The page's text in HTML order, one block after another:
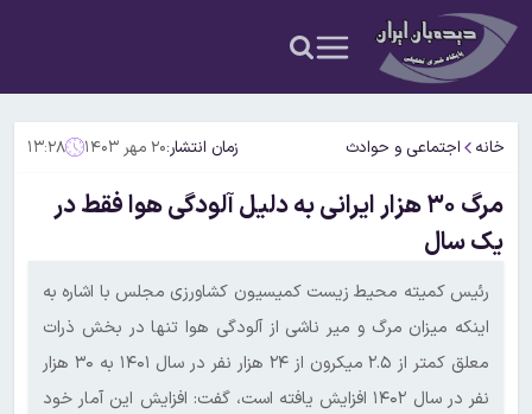
خانه اجتماعی و حوادث زمان انتشار:۲۰ مهر ۱۴۰۳ ۱۳:۲۸
مرگ ۳۰ هزار ایرانی به دلیل آلودگی هوا فقط در
یک سال
رئیس کمیته محیط زیست کمیسیون کشاورزی مجلس با اشاره به
اینکه میزان مرگ و میر ناشی از آلودگی هوا تنها در بخش ذرات
معلق کمتر از ۲.۵ میکرون از ۲۴ هزار نفر در سال ۱۴۰۱ به ۳۰ هزار
نفر در سال ۱۴۰۲ افزایش یافته است، گفت: افزایش این آمار خود